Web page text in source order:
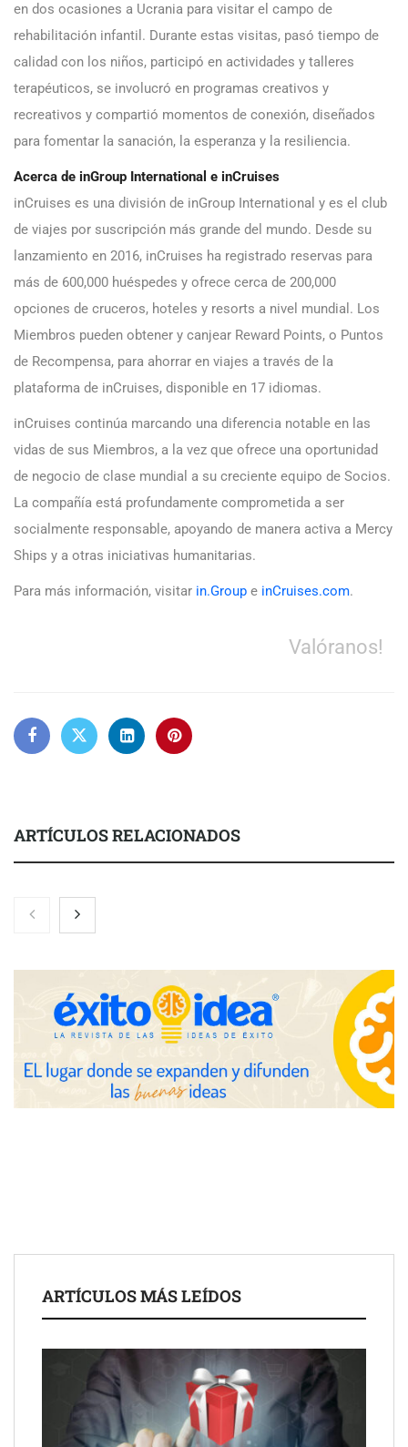
en dos ocasiones a Ucrania para visitar el campo de
rehabilitación infantil. Durante estas visitas, pasó tiempo de
calidad con los niños, participó en actividades y talleres
terapéuticos, se involucró en programas creativos y
recreativos y compartió momentos de conexión, diseñados
para fomentar la sanación, la esperanza y la resiliencia.
Acerca de inGroup International e inCruises
inCruises es una división de inGroup International y es el club
de viajes por suscripción más grande del mundo. Desde su
lanzamiento en 2016, inCruises ha registrado reservas para
más de 600,000 huéspedes y ofrece cerca de 200,000
opciones de cruceros, hoteles y resorts a nivel mundial. Los
Miembros pueden obtener y canjear Reward Points, o Puntos
de Recompensa, para ahorrar en viajes a través de la
plataforma de inCruises, disponible en 17 idiomas.
inCruises continúa marcando una diferencia notable en las
vidas de sus Miembros, a la vez que ofrece una oportunidad
de negocio de clase mundial a su creciente equipo de Socios.
La compañía está profundamente comprometida a ser
socialmente responsable, apoyando de manera activa a Mercy
Ships y a otras iniciativas humanitarias.
Para más información, visitar in.Group e inCruises.com.
Valóranos!
ARTÍCULOS RELACIONADOS
Nicols presenta seis modelos de anillos de compromiso para el
eclipse solar del 12 de agosto
Zoomex mejora su Strategy Center con herramientas
avanzadas para trading estratégico
COMPALISS de LYSOTRIC: cuando un solo producto multiplica
las posibilidades del salón profesional
ARTÍCULOS MÁS LEÍDOS